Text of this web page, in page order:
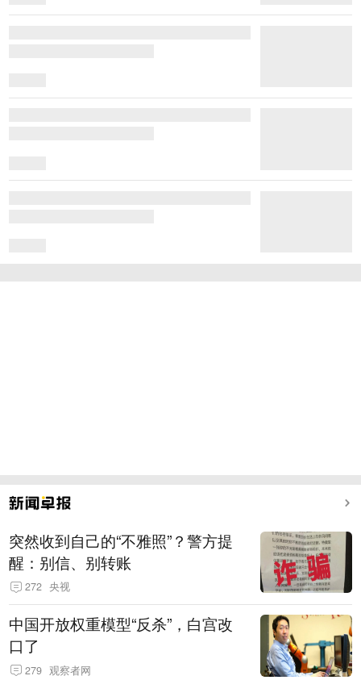
突然收到自己的“不雅照”？警方提
醒：别信、别转账
272 央视
中国开放权重模型“反杀”，白宫改
口了
279 观察者网